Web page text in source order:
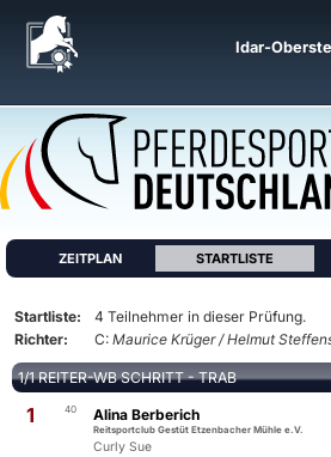
Idar-
ZEITPLAN STARTLISTE
Startliste:
4 Teilnehmer in dieser Prüfung.
Richter:
C: Maurice Krüger / Helmut
1/1 REITER-WB SCHRITT - TRAB
1 40 Alina Berberich
Reitsportclub Gestüt Etzenbacher Mühle e.V.
Curly Sue